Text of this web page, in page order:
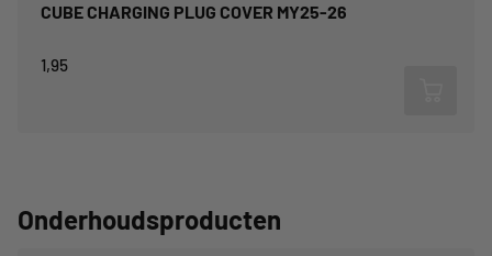
CUBE CHARGING PLUG COVER MY25-26
1,95
Onderhoudsproducten